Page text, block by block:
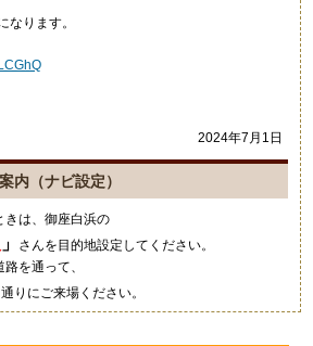
なります。
2024年7月1日
内（ナビ設定）
きは、御座白浜の
」
さんを目的地設定してください。
を通って、
通りにご来場ください。